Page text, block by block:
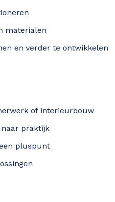
materialen
en verder te ontwikkelen
of interieurbouw
praktijk
pluspunt